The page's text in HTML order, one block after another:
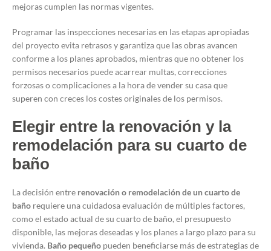
mejoras cumplen las normas vigentes.
Programar las inspecciones necesarias en las etapas apropiadas
del proyecto evita retrasos y garantiza que las obras avancen
conforme a los planes aprobados, mientras que no obtener los
permisos necesarios puede acarrear multas, correcciones
forzosas o complicaciones a la hora de vender su casa que
superen con creces los costes originales de los permisos.
Elegir entre la renovación y la
remodelación para su cuarto de
baño
La decisión entre renovación o remodelación de un cuarto de
baño requiere una cuidadosa evaluación de múltiples factores,
como el estado actual de su cuarto de baño, el presupuesto
disponible, las mejoras deseadas y los planes a largo plazo para su
vivienda. Baño pequeño pueden beneficiarse más de estrategias de